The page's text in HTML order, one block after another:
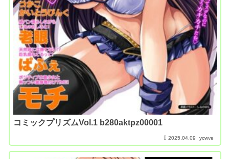
コミックプリズムVol.1 b280aktpz00001
2025.04.09 ycwve